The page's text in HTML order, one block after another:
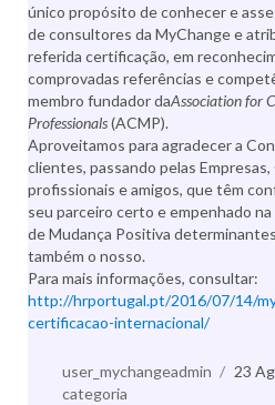
único propósito de conhecer e
de consultores da MyChange e
referida certificação, em
comprovadas referências e
membro fundador daAssociation for
Professionals(ACMP).
Aproveitamos para agradecer a
clientes, passando pelas
profissionais e amigos, que têm
seu parceiro certo e empenhado
de Mudança Positiva
também o nosso.
Para mais informações, consultar:
http://hrportugal.pt/2016/07/14/
certificacao-internacional/
Autor
user_mychangeadmin 23
categoria